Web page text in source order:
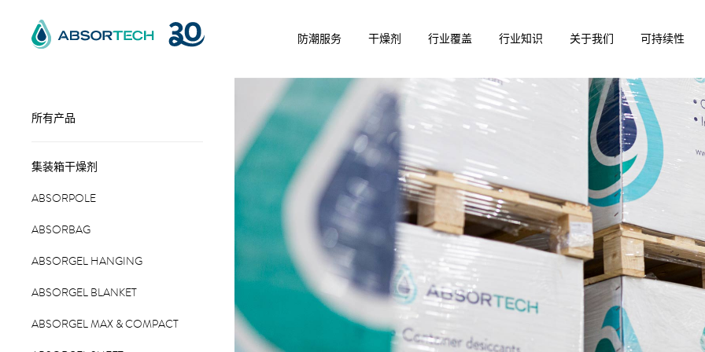
content
防潮服务 干燥剂 行业覆盖 行业知识 关于我们 可持续性
所有产品
集装箱干燥剂
ABSORPOLE
ABSORBAG
ABSORGEL HANGING
ABSORGEL BLANKET
ABSORGEL MAX & COMPACT